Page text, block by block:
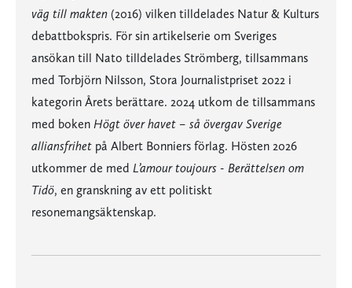
väg till makten (2016) vilken tilldelades Natur & Kulturs
debattbokspris. För sin artikelserie om Sveriges
ansökan till Nato tilldelades Strömberg, tillsammans
med Torbjörn Nilsson, Stora Journalistpriset 2022 i
kategorin Årets berättare. 2024 utkom de tillsammans
med boken Högt över havet – så övergav Sverige
alliansfrihet på Albert Bonniers förlag. Hösten 2026
utkommer de med L’amour toujours - Berättelsen om
Tidö, en granskning av ett politiskt
resonemangsäktenskap.